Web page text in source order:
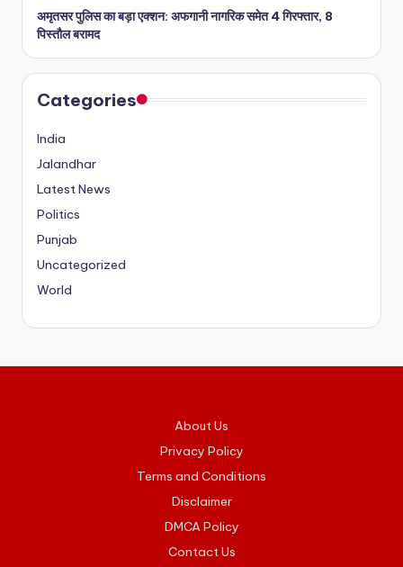
अमृतसर पुलिस का बड़ा एक्शन: अफगानी नागरिक समेत 4 गिरफ्तार, 8
पिस्तौल बरामद
Categories
India
Jalandhar
Latest News
Politics
Punjab
Uncategorized
World
About Us
Privacy Policy
Terms and Conditions
Disclaimer
DMCA Policy
Contact Us